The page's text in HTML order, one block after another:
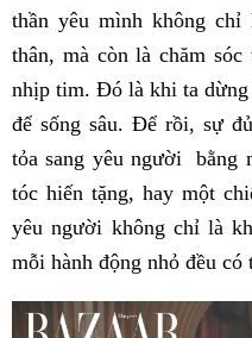
thần yêu mình không chỉ
thân, mà còn là chăm
nhịp tim. Đó là khi ta dừng
để sống sâu. Để rồi, sự
tỏa sang yêu người bằng
tóc hiến tặng, hay một
yêu người không chỉ là
mỗi hành động nhỏ đều